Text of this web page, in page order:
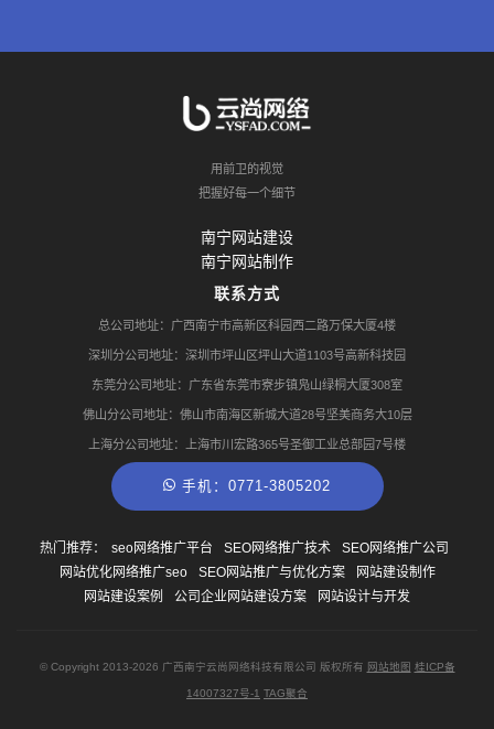
用前卫的视觉
把握好每一个细节
南宁网站建设
南宁网站制作
联系方式
总公司地址：广西南宁市高新区科园西二路万保大厦4楼
深圳分公司地址：深圳市坪山区坪山大道1103号高新科技园
东莞分公司地址：广东省东莞市寮步镇凫山绿桐大厦308室
佛山分公司地址：佛山市南海区新城大道28号坚美商务大10层
上海分公司地址：上海市川宏路365号圣御工业总部园7号楼
手机：0771-3805202
热门推荐： seo网络推广平台 SEO网络推广技术
SEO网络推广公司
网站优化网络推广seo
SEO网站推广与优化方案
网站建设制作
网站建设案例
公司企业网站建设方案 网站设计与开发
© Copyright 2013-2026 广西南宁云尚网络科技有限公司 版权所有 网站地图 桂ICP备
14007327号-1 TAG聚合